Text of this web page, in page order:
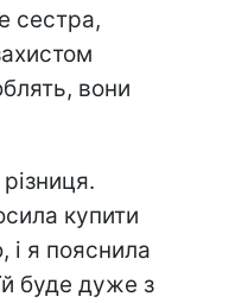
сестра,
вони
купити
і я пояснила
буде дуже з